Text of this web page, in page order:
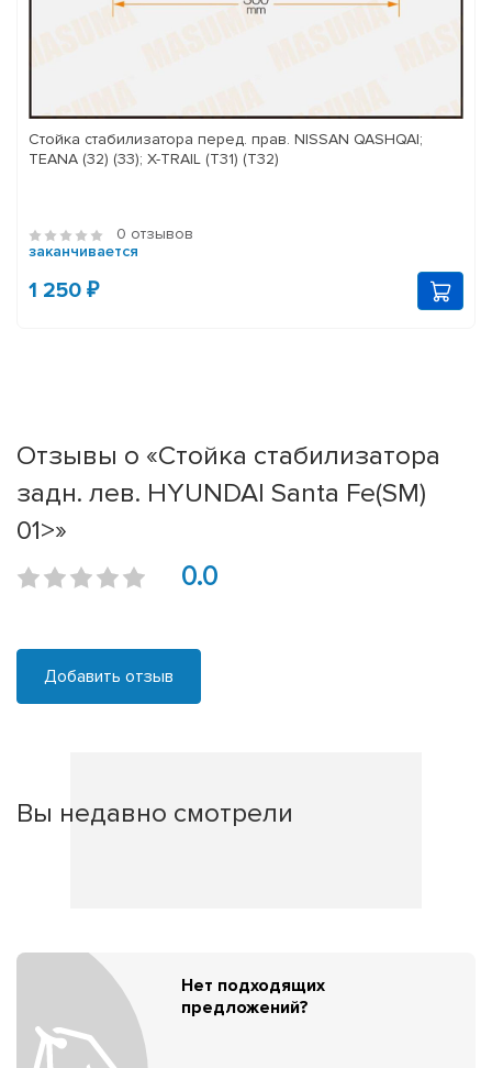
Стойка стабилизатора перед. прав. NISSAN QASHQAI;
TEANA (32) (33); X-TRAIL (T31) (T32)
0 отзывов
заканчивается
1 250 ₽
Отзывы о «Стойка стабилизатора
задн. лев. HYUNDAI Santa Fe(SM)
01>»
0.0
Добавить отзыв
Вы недавно смотрели
Нет подходящих
предложений?